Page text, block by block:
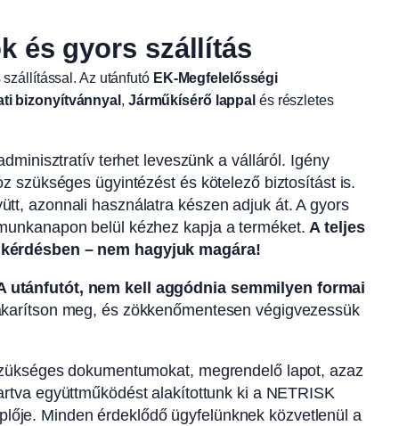
és gyors szállítás
Az utánfutó EK-Megfelelősségi
bizonyítvánnyal , Járműkísérő lappal és részletes
terhet leveszünk a válláról. Igény
szükséges ügyintézést és kötelező biztosítást is.
azonnali használatra készen adjuk át. A gyors
belül kézhez kapja a terméket.A teljes
– nem hagyjuk magára!
utánfutót, nem kell aggódnia semmilyen formai
meg, és zökkenőmentesen végigvezessük
dokumentumokat, megrendelő lapot, azaz
együttműködést alakítottunk ki a NETRISK
Minden érdeklődő ügyfelünknek közvetlenül a